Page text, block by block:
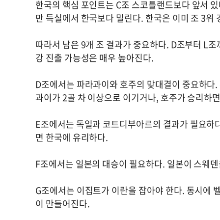
한국의 핵심 포인트는 C조 스코틀랜드보다 앞서
만 득실에서 한국보다 밀린다. 한국은 이미 조 3위
따라서 남은 9개 조 결과가 중요하다. D조부터 L
강 진출 가능성은 매우 높아진다.
D조에서는 파라과이와 호주의 맞대결이 중요하
과이가 2골 차 이상으로 이기거나, 호주가 승리하
E조에서는 독일과 코트디부아르의 결과가 필요
면 한국에 유리하다.
F조에서는 일본의 대승이 필요하다. 일본이 스웨
G조에서는 이집트가 이란을 잡아야 한다. 동시에
이 만들어진다.